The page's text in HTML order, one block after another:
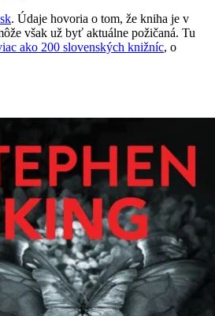
. Údaje hovoria o tom, že kniha je v
však už byť aktuálne požičaná. Tu
ako 200 slovenských knižníc, o